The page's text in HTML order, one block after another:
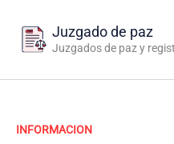
contenido
Juzgado de paz
Juzgados de paz y
INFORMACION